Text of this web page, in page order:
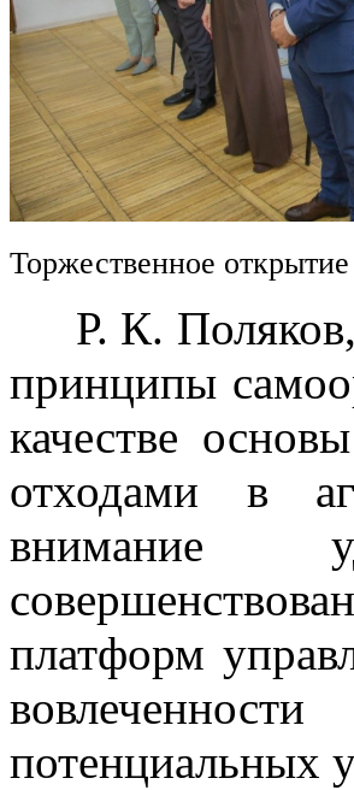
Торжественное
Р. К. Поляков,
принципы
качестве
отходами в
внимание
платформ
потенциальных